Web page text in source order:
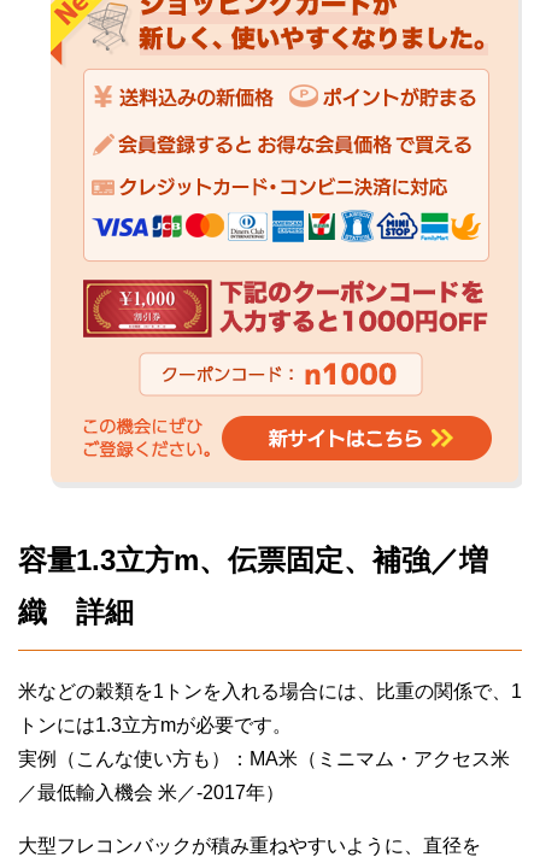
容量1.3立方m、伝票固定、補強／増
織 詳細
米などの穀類を1トンを入れる場合には、比重の関係で、1
トンには1.3立方mが必要です。
実例（こんな使い方も）：MA米（ミニマム・アクセス米
／最低輸入機会 米／-2017年）
大型フレコンバックが積み重ねやすいように、直径を